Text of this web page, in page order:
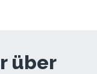
über